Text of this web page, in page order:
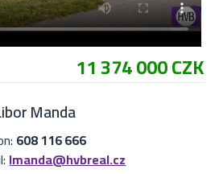
11 374 000 CZK
Manda
608 116 666
lmanda@hvbreal.cz